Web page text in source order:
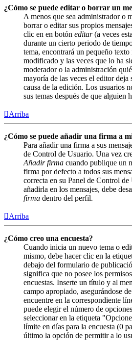
¿Cómo se puede editar o borrar un
A menos que sea administrador o
borrar o editar sus propios
clic en en botón editar(a veces
durante un cierto periodo de
tema, encontrará un pequeño
modificado y las veces que lo ha
moderador o la administración
mayoría de las veces el editor deja
causa de la edición. Los usuarios
sus temas después de que alguien
Arriba
¿Cómo se puede añadir una firma a
Para añadir una firma a sus
de Control de Usuario. Una vez
Añadir firma cuando publique un
firma por defecto a todos sus
correcta en su Panel de Control
añadirla en los mensajes, debe
firma dentro del perfil.
Arriba
¿Cómo creo una encuesta?
Cuando inicia un nuevo tema o
mismo, debe hacer clic en la
debajo del formulario de
significa que no posee los
encuestas. Inserte un título y al
campo apropiado, asegurándose
encuentre en la correspondiente
puede elegir el número de
seleccionar en la etiqueta
límite en días para la encuesta (0
último la opción de permitir a lo